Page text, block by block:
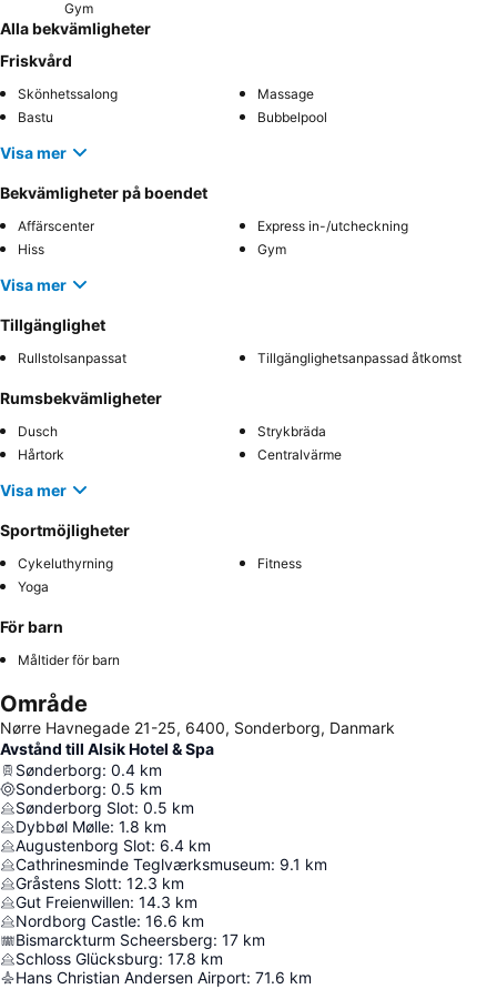
Gym
Alla bekvämligheter
Friskvård
Skönhetssalong
Massage
Bastu
Bubbelpool
Visa mer
Bekvämligheter på boendet
Affärscenter
Express in-/utcheckning
Hiss
Gym
Visa mer
Tillgänglighet
Rullstolsanpassat Tillgänglighetsanpassad åtkomst
Rumsbekvämligheter
Dusch
Strykbräda
Hårtork
Centralvärme
Visa mer
Sportmöjligheter
Cykeluthyrning
Fitness
Yoga
För barn
Måltider för barn
Område
Nørre Havnegade 21-25, 6400, Sonderborg, Danmark
Avstånd till Alsik Hotel & Spa
Sønderborg: 0.4 km
Sonderborg: 0.5 km
Sønderborg Slot: 0.5 km
Dybbøl Mølle: 1.8 km
Augustenborg Slot: 6.4 km
Cathrinesminde Teglværksmuseum: 9.1 km
Gråstens Slott: 12.3 km
Gut Freienwillen: 14.3 km
Nordborg Castle: 16.6 km
Bismarckturm Scheersberg: 17 km
Schloss Glücksburg: 17.8 km
Hans Christian Andersen Airport: 71.6 km